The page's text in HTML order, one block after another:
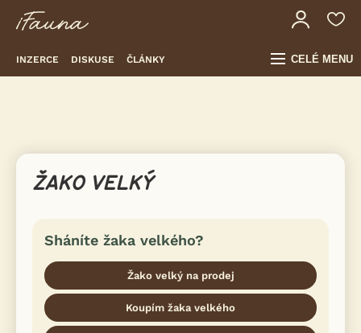
INZERCE DISKUSE ČLÁNKY CELÉ MENU
ŽAKO VELKÝ
Sháníte žaka velkého?
Žako velký na prodej
Koupím žaka velkého